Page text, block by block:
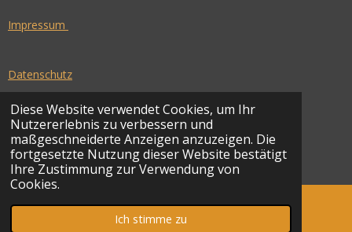
Diese Website verwendet Cookies, um Ihr
Nutzererlebnis zu verbessern und
maßgeschneiderte Anzeigen anzuzeigen. Die
fortgesetzte Nutzung dieser Website bestätigt
Ihre Zustimmung zur Verwendung von
Cookies.
Ich stimme zu
Impressum
Datenschutz
I
N
S
T
© 2022 - 2026 SriLanka-Kinderhilfe e.V.
E-Mail